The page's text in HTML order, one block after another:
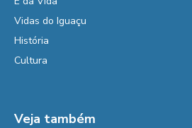
Vidas do Iguaçu
História
Cultura
Veja também